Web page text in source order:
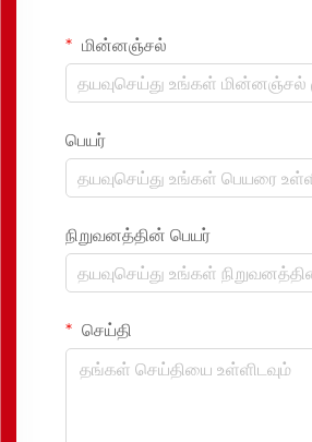
மின்னஞ்சல்
பெயர்
நிறுவனத்தின் பெயர்
செய்தி